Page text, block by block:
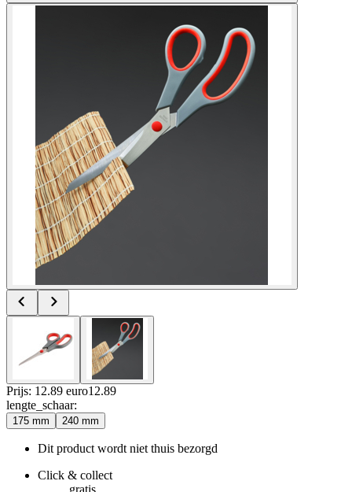
Prijs: 12.89 euro12.89
lengte_schaar:
175 mm 240 mm
Dit product wordt niet thuis bezorgd
Click & collect
gratis